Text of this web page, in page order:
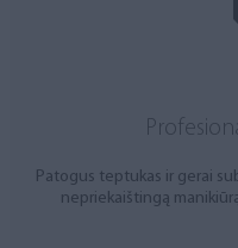
Patogus teptukas ir gerai
nepriekaištingą